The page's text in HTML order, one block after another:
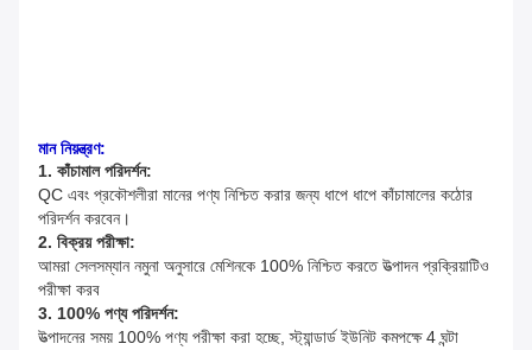
মান নিয়ন্ত্রণ:
1. কাঁচামাল পরিদর্শন:
QC এবং প্রকৌশলীরা মানের পণ্য নিশ্চিত করার জন্য ধাপে ধাপে কাঁচামালের কঠোর
পরিদর্শন করবেন।
2. বিক্রয় পরীক্ষা:
আমরা সেলসম্যান নমুনা অনুসারে মেশিনকে 100% নিশ্চিত করতে উত্পাদন প্রক্রিয়াটিও
পরীক্ষা করব
3. 100% পণ্য পরিদর্শন:
উত্পাদনের সময় 100% পণ্য পরীক্ষা করা হচ্ছে, স্ট্যান্ডার্ড ইউনিট কমপক্ষে 4 ঘন্টা